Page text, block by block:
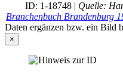
ID: 1-18748 | Quelle:
Branchenbuch Brandenburg
Daten ergänzen bzw. ein Bild
×